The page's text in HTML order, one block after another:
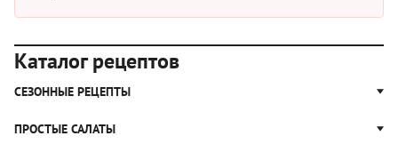
Каталог рецептов
СЕЗОННЫЕ РЕЦЕПТЫ
Рецепты из капусты
ПРОСТЫЕ САЛАТЫ